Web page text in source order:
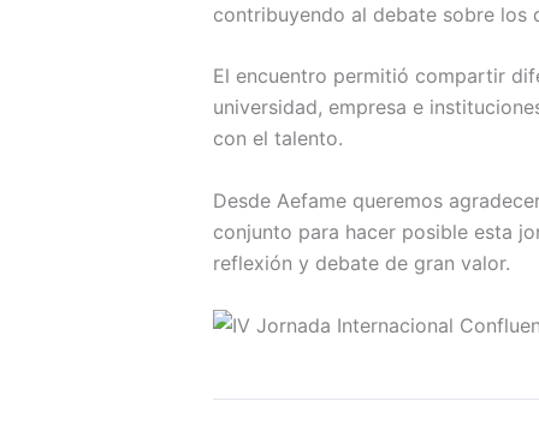
contribuyendo al debate sobre los
El encuentro permitió compartir
universidad, empresa e
con el talento.
Desde Aefame queremos
conjunto para hacer posible esta
reflexión y debate de gran valor.